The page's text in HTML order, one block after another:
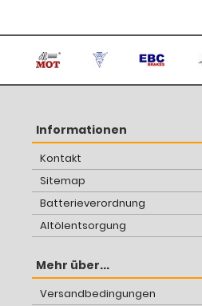
Informationen
Kontakt
Sitemap
Batterieverordnung
Altölentsorgung
Mehr über...
Versandbedingungen